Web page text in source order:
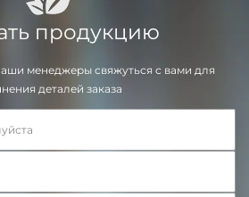
продукцию
менеджеры свяжуться с вами для
деталей заказа